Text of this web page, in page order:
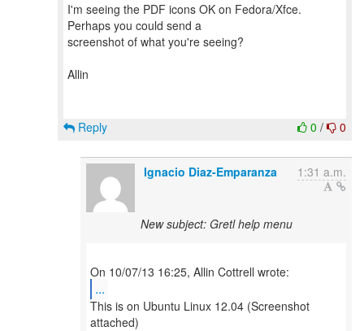
I'm seeing the PDF icons OK on Fedora/Xfce.
Perhaps you could send a
screenshot of what you're seeing?
Allin
0 / 0
Reply
Ignacio Diaz-Emparanza 1:31 a.m.
New subject: Gretl help menu
...
This is on Ubuntu Linux 12.04 (Screenshot
attached)